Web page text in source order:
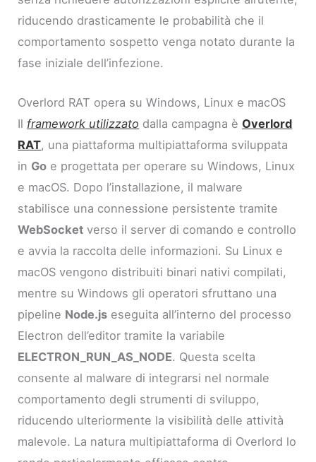
riducendo drasticamente le probabilità che il
comportamento sospetto venga notato durante la
fase iniziale dell’infezione.
Overlord RAT opera su Windows, Linux e macOS
Il framework utilizzato dalla campagna è Overlord
RAT, una piattaforma multipiattaforma sviluppata
in Go e progettata per operare su Windows, Linux
e macOS. Dopo l’installazione, il malware
stabilisce una connessione persistente tramite
WebSocket verso il server di comando e controllo
e avvia la raccolta delle informazioni. Su Linux e
macOS vengono distribuiti binari nativi compilati,
mentre su Windows gli operatori sfruttano una
pipeline Node.js eseguita all’interno del processo
Electron dell’editor tramite la variabile
ELECTRON_RUN_AS_NODE. Questa scelta
consente al malware di integrarsi nel normale
comportamento degli strumenti di sviluppo,
riducendo ulteriormente la visibilità delle attività
malevole. La natura multipiattaforma di Overlord lo